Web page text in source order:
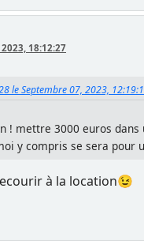
18:12:27
le Septembre 07, 2023,
! mettre 3000 euros
y compris se sera pour
à la location😉